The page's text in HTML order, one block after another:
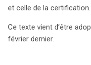
l’applicabilité de cette
ligne. La certification
accrédité, après un
et celle de la certification.
Ce texte vient d’être
février dernier.